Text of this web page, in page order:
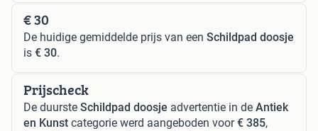
€ 30
De huidige gemiddelde prijs van een Schildpad doosje
is € 30.
Prijscheck
De duurste Schildpad doosje advertentie in de Antiek
en Kunst categorie werd aangeboden voor€ 385,